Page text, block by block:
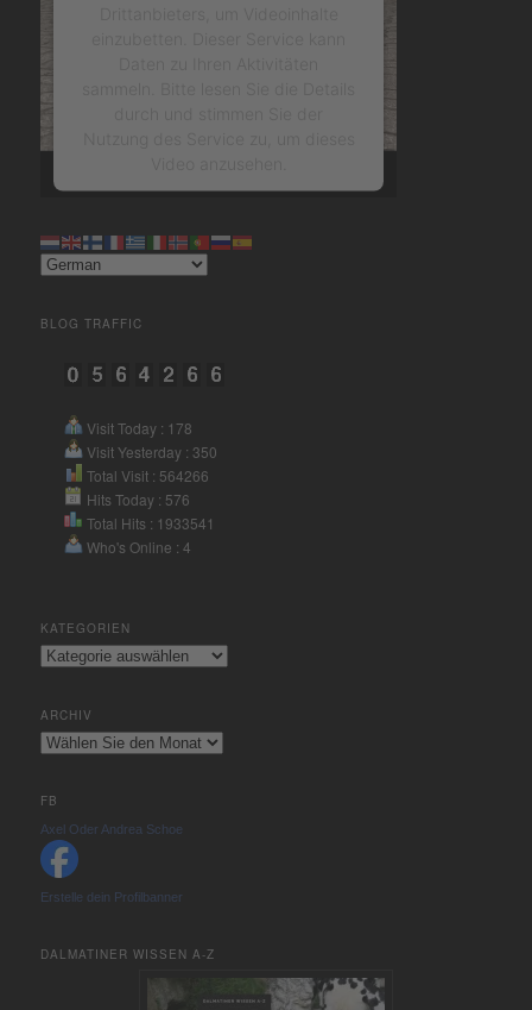
Mehr Informationen
Consent Management Platform
eRecht24
BLOG TRAFFIC
Visit Today : 178
Visit Yesterday : 350
Total Visit : 564266
Hits Today : 576
Total Hits : 1933541
Who's Online : 4
KATEGORIEN
Kategorien
ARCHIV
Archiv
FB
Axel Oder Andrea Schoe
Erstelle dein Profilbanner
DALMATINER WISSEN A-Z